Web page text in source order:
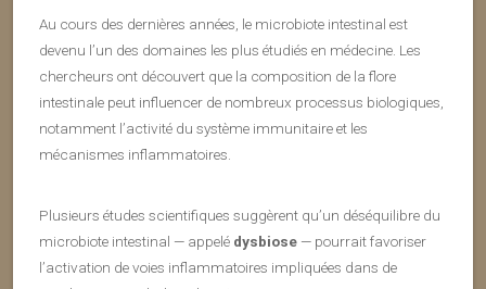
Au cours des dernières années, le microbiote intestinal est
devenu l’un des domaines les plus étudiés en médecine. Les
chercheurs ont découvert que la composition de la flore
intestinale peut influencer de nombreux processus biologiques,
notamment l’activité du système immunitaire et les
mécanismes inflammatoires.
Plusieurs études scientifiques suggèrent qu’un déséquilibre du
microbiote intestinal — appelé dysbiose — pourrait favoriser
l’activation de voies inflammatoires impliquées dans de